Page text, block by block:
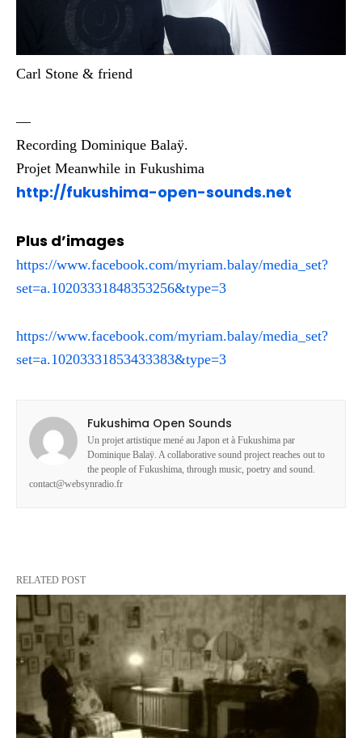
Carl Stone & friend
—
Recording Dominique Balaÿ.
Projet Meanwhile in Fukushima
http://fukushima-open-sounds.net
Plus d’images
https://www.facebook.com/myriam.balay/media_set?
set=a.10203331848353256&type=3
https://www.facebook.com/myriam.balay/media_set?
set=a.10203331853433383&type=3
Fukushima Open Sounds
Un projet artistique mené au Japon et à Fukushima par
Dominique Balaÿ. A collaborative sound project reaches out to
the people of Fukushima, through music, poetry and sound.
contact@websynradio.fr
RELATED POST